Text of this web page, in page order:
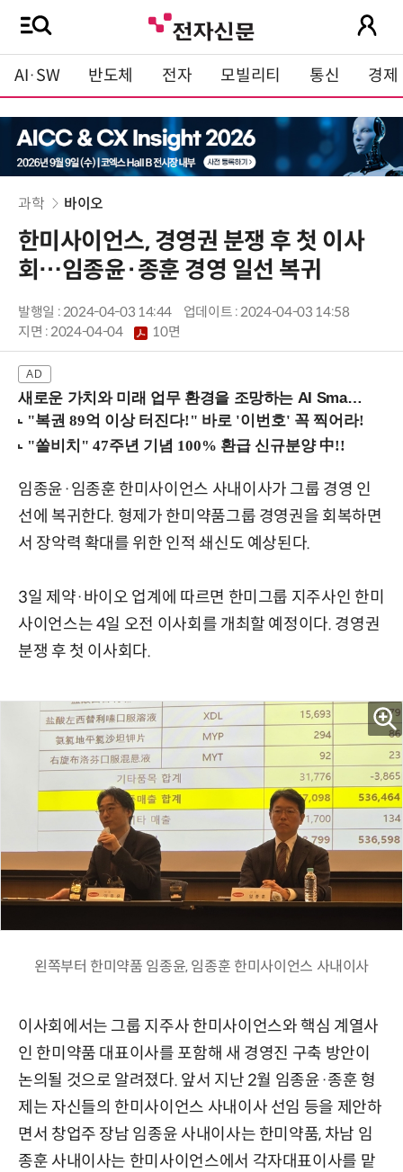
AI·SW 반도체 전자 모빌리티 통신 경제
과학 바이오
한미사이언스, 경영권 분쟁 후 첫 이사
회…임종윤·종훈 경영 일선 복귀
발행일 : 2024-04-03 14:44
업데이트 : 2024-04-03 14:58
지면 :2024-04-04 10면
새로운 가치와 미래 업무 환경을 조망하는 AI Smart Work Summit 2026 (9/11 코엑스)
임종윤·임종훈 한미사이언스 사내이사가 그룹 경영 인
선에 복귀한다. 형제가 한미약품그룹 경영권을 회복하면
서 장악력 확대를 위한 인적 쇄신도 예상된다.
3일 제약·바이오 업계에 따르면 한미그룹 지주사인 한미
사이언스는 4일 오전 이사회를 개최할 예정이다. 경영권
분쟁 후 첫 이사회다.
왼쪽부터 한미약품 임종윤, 임종훈 한미사이언스 사내이사
이사회에서는 그룹 지주사 한미사이언스와 핵심 계열사
인 한미약품 대표이사를 포함해 새 경영진 구축 방안이
논의될 것으로 알려졌다. 앞서 지난 2월 임종윤·종훈 형
제는 자신들의 한미사이언스 사내이사 선임 등을 제안하
면서 창업주 장남 임종윤 사내이사는 한미약품, 차남 임
종훈 사내이사는 한미사이언스에서 각자대표이사를 맡